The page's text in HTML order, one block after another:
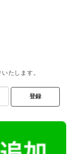
たします。
登録